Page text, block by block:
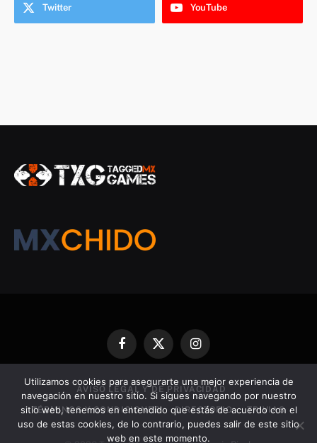
Twitter YouTube
FacebookX
(Twitter)
Instagram
AVISO LEGAL Y DE PRIVACIDAD
TÉRMINOS Y CONDICIONES DIRECTORIO TRIVIAS
Utilizamos cookies para asegurarte una mejor experiencia de
navegación en nuestro sitio. Si sigues navegando por nuestro
sitio web, tenemos en entendido que estás de acuerdo con el
uso de estas cookies, de lo contrario, puedes salir de este sitio
web en este momento.